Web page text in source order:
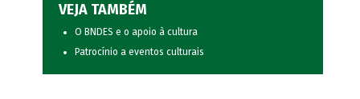
VEJA TAMBÉM
O BNDES e o apoio à cultura
Patrocínio a eventos culturais